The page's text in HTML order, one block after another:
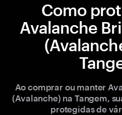
Como
Avalanche
Ao comprar ou manter
(Avalanche) na Tangem,
protegidas de